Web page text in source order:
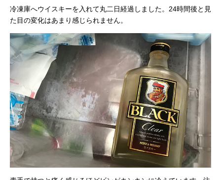
冷凍庫へウイスキーを入れて丸二日経過しました。24時間後と見
た目の変化はあまり感じられません。